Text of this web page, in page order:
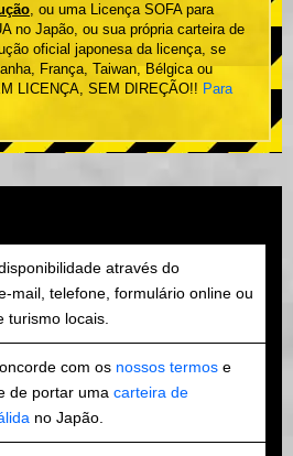
, ou uma Licença SOFA para
no Japão, ou sua própria carteira de
oficial japonesa da licença, se
França, Taiwan, Bélgica ou
LICENÇA, SEM DIREÇÃO!! Para
através do
mail, telefone, formulário online ou
turismo locais.
com os nossos termos e
de portar uma carteira de
no Japão.